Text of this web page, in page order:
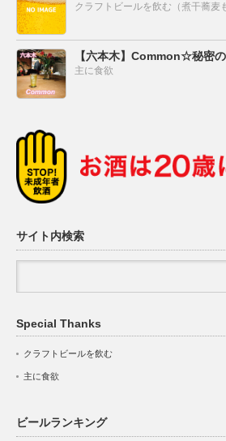
クラフトビールを飲む（煮干蕎麦
【六本木】Common☆秘密
主に食欲
サイト内検索
Special Thanks
クラフトビールを飲む
主に食欲
ビールランキング